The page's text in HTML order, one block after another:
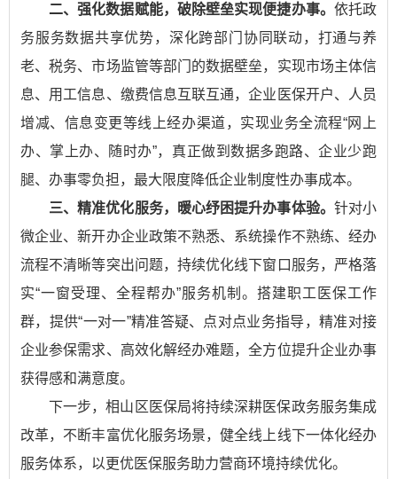
二、强化数据赋能，破除壁垒实现便捷办事。 依托政
务服务数据共享优势，深化跨部门协同联动，打通与养
老、税务、市场监管等部门的数据壁垒，实现市场主体信
息、用工信息、缴费信息互联互通，企业医保开户、人员
增减、信息变更等线上经办渠道，实现业务全流程“网上
办、掌上办、随时办”，真正做到数据多跑路、企业少跑
腿、办事零负担，最大限度降低企业制度性办事成本。
三、精准优化服务，暖心纾困提升办事体验。 针对小
微企业、新开办企业政策不熟悉、系统操作不熟练、经办
流程不清晰等突出问题，持续优化线下窗口服务，严格落
实“一窗受理、全程帮办”服务机制。搭建职工医保工作
群，提供“一对一”精准答疑、点对点业务指导，精准对接
企业参保需求、高效化解经办难题，全方位提升企业办事
获得感和满意度。
下一步，相山区医保局将持续深耕医保政务服务集成
改革，不断丰富优化服务场景，健全线上线下一体化经办
服务体系，以更优医保服务助力营商环境持续优化。